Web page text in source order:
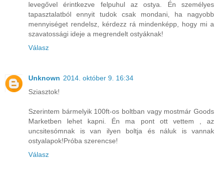
levegővel érintkezve felpuhul az ostya. Én személyes
tapasztalatból ennyit tudok csak mondani, ha nagyobb
mennyiséget rendelsz, kérdezz rá mindenképp, hogy mi a
szavatossági ideje a megrendelt ostyáknak!
Válasz
Unknown 2014. október 9. 16:34
Sziasztok!
Szerintem bármelyik 100ft-os boltban vagy mostmár Goods
Marketben lehet kapni. Én ma pont ott vettem , az
uncsitesómnak is van ilyen boltja és náluk is vannak
ostyalapok!Próba szerencse!
Válasz